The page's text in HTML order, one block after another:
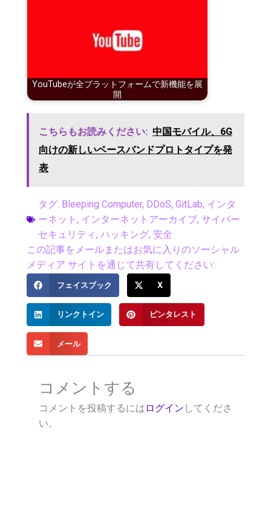
YouTubeが全プラットフォームで新機能を展
開
こちらもお読みください: 中国モバイル、6G
向けの新しいベースバンドプロトタイプを発
表
タグ: Bleeping Computer, DDoS, GitLab, インタ
ーネット , インターネットアーカイブ, サイバー
セキュリティ, ハッキング, 安全
この記事をメールまたはお気に入りのソーシャル
メディア サイトを通じて共有してください:
フェイスブック X
リンクトイン ピンタレスト
メール
コメントする
コメントを投稿するには ログイン してくださ
い。